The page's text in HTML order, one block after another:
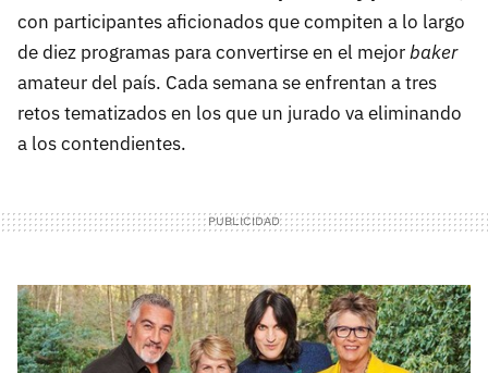
con participantes aficionados que compiten a lo largo
de diez programas para convertirse en el mejorbaker
amateur del país. Cada semana se enfrentan a tres
retos tematizados en los que un jurado va eliminando
a los contendientes.